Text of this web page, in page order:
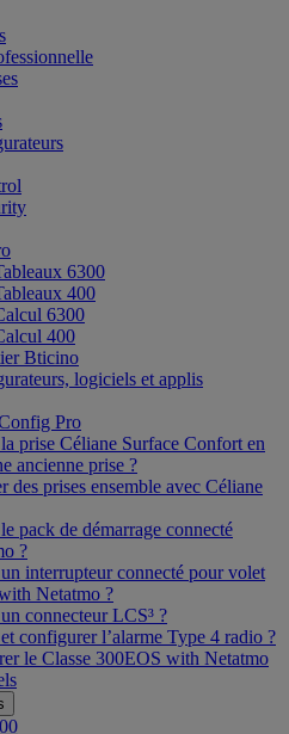
6300
400
6300
400
Bticino
logiciels et applis
Pro
prise Céliane Surface Confort en
ancienne prise ?
des prises ensemble avec Céliane
pack de démarrage connecté
?
interrupteur connecté pour volet
Netatmo ?
connecteur LCS³ ?
configurer l’alarme Type 4 radio ?
le Classe 300EOS with Netatmo